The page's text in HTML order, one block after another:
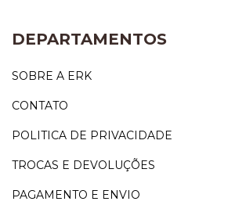
DEPARTAMENTOS
SOBRE A ERK
CONTATO
POLITICA DE PRIVACIDADE
TROCAS E DEVOLUÇÕES
PAGAMENTO E ENVIO